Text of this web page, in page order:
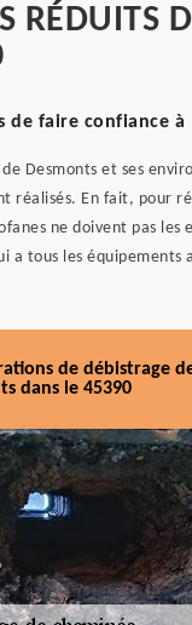
RÉDUITS
de faire confiance
Desmonts et ses
réalisés. En fait, pour
ne doivent pas
a tous les équipements
de débistrage
dans le 45390